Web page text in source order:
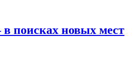
поисках новых мест